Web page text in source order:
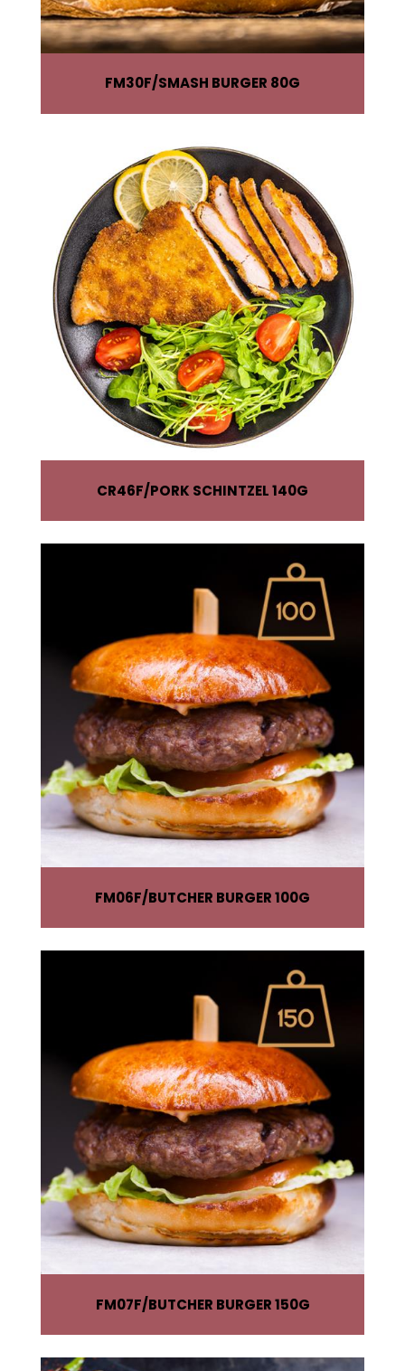
FM30F SMASH BURGER 80G
CR46F PORK SCHINTZEL 140G
FM06F BUTCHER BURGER 100G
FM07F BUTCHER BURGER 150G